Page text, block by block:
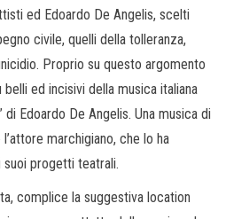
ed Edoardo De Angelis, scelti
civile, quelli della tolleranza,
Proprio su questo argomento
ed incisivi della musica italiana
di Edoardo De Angelis. Una musica di
marchigiano, che lo ha
progetti teatrali.
complice la suggestiva location